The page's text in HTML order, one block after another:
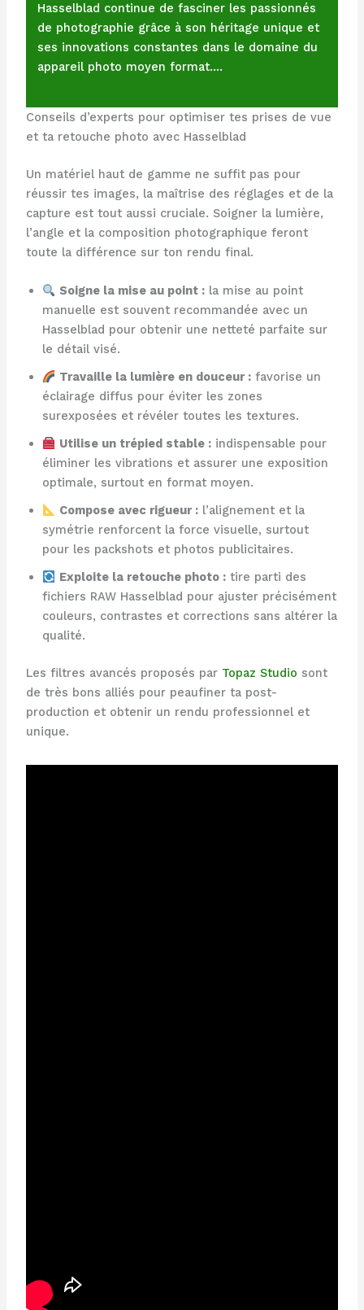
Hasselblad continue de fasciner les passionnés
de photographie grâce à son héritage unique et
ses innovations constantes dans le domaine du
appareil photo moyen format.…
Conseils d’experts pour optimiser tes prises de vue
et ta retouche photo avec Hasselblad
Un matériel haut de gamme ne suffit pas pour
réussir tes images, la maîtrise des réglages et de la
capture est tout aussi cruciale. Soigner la lumière,
l’angle et la composition photographique feront
toute la différence sur ton rendu final.
Soigne la mise au point : la mise au point
manuelle est souvent recommandée avec un
Hasselblad pour obtenir une netteté parfaite sur
le détail visé.
Travaille la lumière en douceur : favorise un
éclairage diffus pour éviter les zones
surexposées et révéler toutes les textures.
Utilise un trépied stable : indispensable pour
éliminer les vibrations et assurer une exposition
optimale, surtout en format moyen.
Compose avec rigueur : l’alignement et la
symétrie renforcent la force visuelle, surtout
pour les packshots et photos publicitaires.
Exploite la retouche photo : tire parti des
fichiers RAW Hasselblad pour ajuster précisément
couleurs, contrastes et corrections sans altérer la
qualité.
Les filtres avancés proposés par Topaz Studio sont
de très bons alliés pour peaufiner ta post-
production et obtenir un rendu professionnel et
unique.